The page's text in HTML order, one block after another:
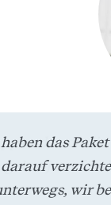
und auch
jetzt für
das
darauf
wir